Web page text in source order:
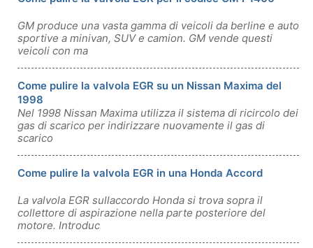
GM produce una vasta gamma di veicoli da berline e auto
sportive a minivan, SUV e camion. GM vende questi
veicoli con ma
Come pulire la valvola EGR su un Nissan Maxima del
1998
Nel 1998 Nissan Maxima utilizza il sistema di ricircolo dei
gas di scarico per indirizzare nuovamente il gas di
scarico
Come pulire la valvola EGR in una Honda Accord
La valvola EGR sullaccordo Honda si trova sopra il
collettore di aspirazione nella parte posteriore del
motore. Introduc